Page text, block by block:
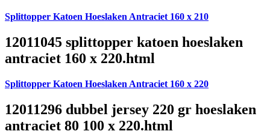
Splittopper Katoen Hoeslaken Antraciet 160 x 210
12011045 splittopper katoen hoeslaken
antraciet 160 x 220.html
Splittopper Katoen Hoeslaken Antraciet 160 x 220
12011296 dubbel jersey 220 gr hoeslaken
antraciet 80 100 x 220.html